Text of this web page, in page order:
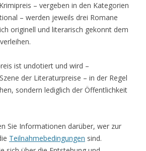
– vergeben in den Kategorien
– werden jeweils drei Romane
originell und literarisch gekonnt dem
ist undotiert und wird –
der Literaturpreise – in der Regel
sondern lediglich der Öffentlichkeit
Sie Informationen darüber, wer zur
Teilnahmebedingungen sind.